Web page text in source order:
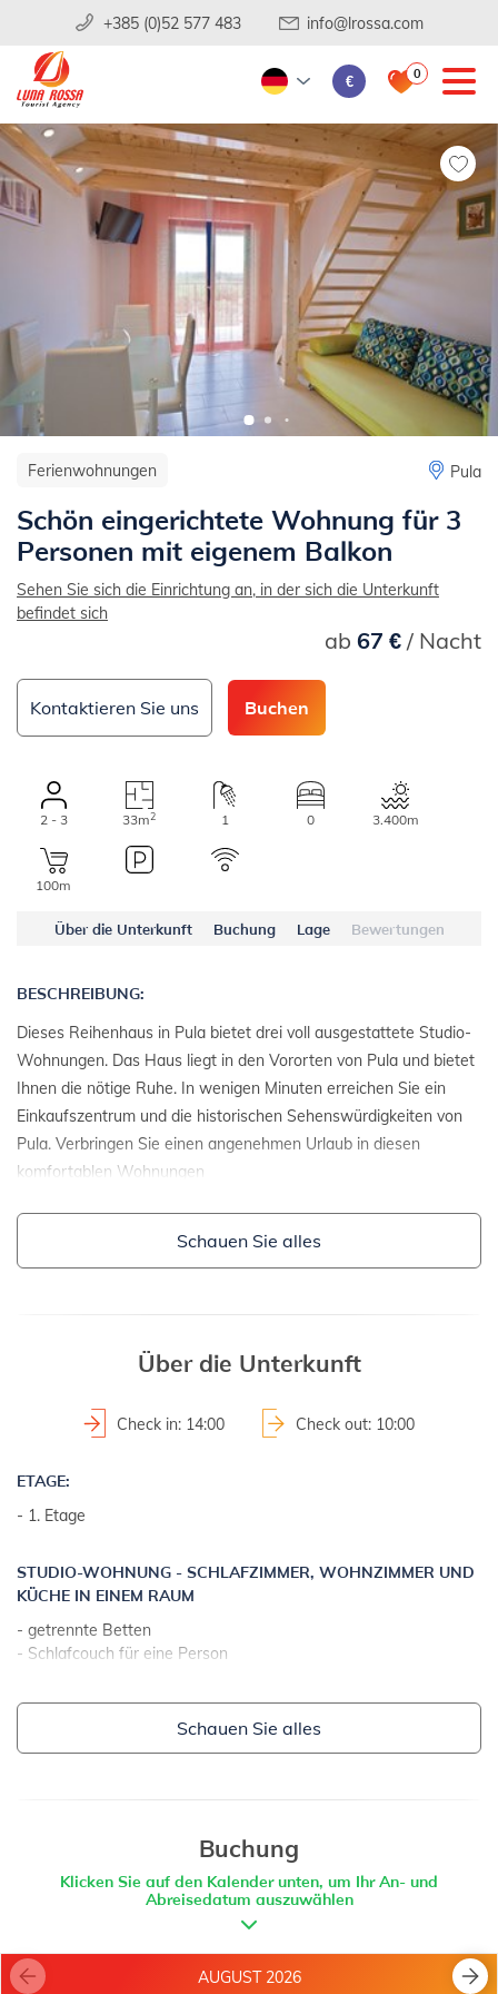
+385 (0)52 577 483 info@lrossa.com
€ 0
Ferienwohnungen Pula
Schön eingerichtete Wohnung für 3
Personen mit eigenem Balkon
Sehen Sie sich die Einrichtung an, in der sich die Unterkunft
befindet sich
ab 67 €/ Nacht
Kontaktieren Sie uns Buchen
2 - 3 33m2 1 0 3.400m
100m
Über die Unterkunft Buchung Lage Bewertungen
BESCHREIBUNG:
Dieses Reihenhaus in Pula bietet drei voll ausgestattete Studio-
Wohnungen. Das Haus liegt in den Vororten von Pula und bietet
Ihnen die nötige Ruhe. In wenigen Minuten erreichen Sie ein
Einkaufszentrum und die historischen Sehenswürdigkeiten von
Pula. Verbringen Sie einen angenehmen Urlaub in diesen
komfortablen Wohnungen
- Reihenhaus
- Grundstücksfläche: 500 m2
ZUSÄTZLICHE INFORMATION:
- Vermieter wohnt auf dem Grundstück
- Parkplatz: 3
Schauen Sie alles
Über die Unterkunft
Check in: 14:00 Check out: 10:00
ETAGE:
- 1. Etage
STUDIO-WOHNUNG - SCHLAFZIMMER, WOHNZIMMER UND
KÜCHE IN EINEM RAUM
- getrennte Betten
- Schlafcouch für eine Person
- Fliesen
- Tisch und Stühle für alle Personen
- Anzahl von Brennern/Platten: 2
- Filterkaffeemaschine mit Filtern
Schauen Sie alles
Buchung
Klicken Sie auf den Kalender unten, um Ihr An- und
Abreisedatum auszuwählen
AUGUST 2026